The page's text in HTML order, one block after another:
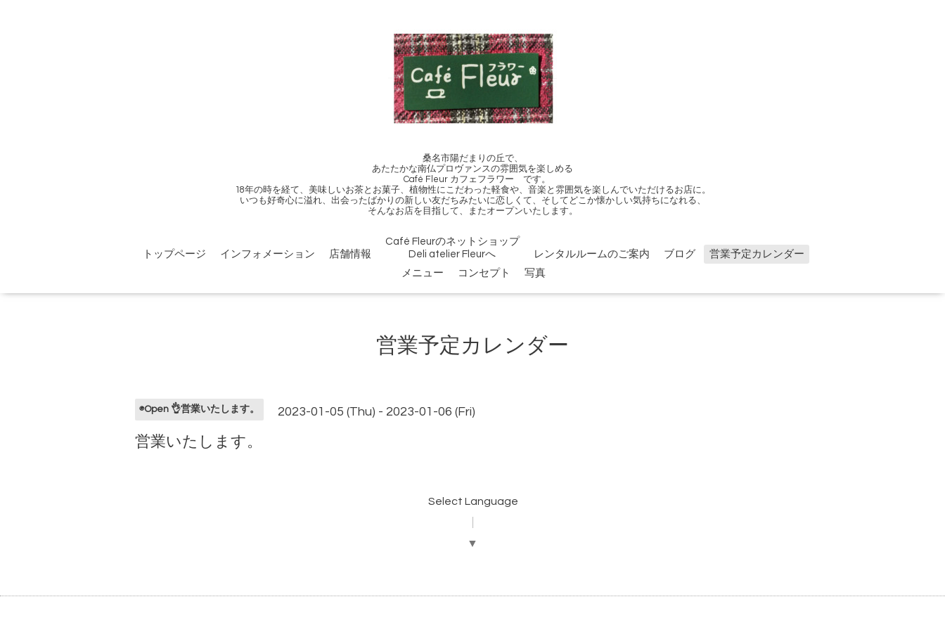
桑名市陽だまりの丘で、
あたたかな南仏プロヴァンスの雰囲気を楽しめる
Café Fleur カフェフラワー です。
18年の時を経て、美味しいお茶とお菓子、植物性にこだわった軽食や、音楽と雰囲気を楽しんでいただけるお店に。
いつも好奇心に溢れ、出会ったばかりの新しい友だちみたいに恋しくて、そしてどこか懐かしい気持ちになれる、
そんなお店を目指して、またオープンいたします。
トップページ インフォメーション 店舗情報
Café Fleurのネットショップ
Deli atelier Fleurへ
レンタルルームのご案内 ブログ
営業予定カレンダー
メニュー
コンセプト 写真
営業予定カレンダー
◉Open 👌営業いたします。 2023-01-05 (Thu) - 2023-01-06 (Fri)
営業いたします。
Select Language
▼